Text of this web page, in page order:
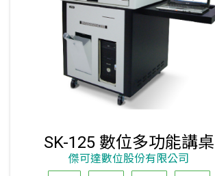
SK-125 數位多功能講桌
傑可達數位股份有限公司